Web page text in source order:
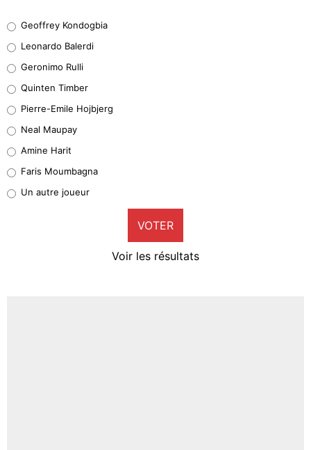
38%
32%
5%
1%
9%
Geoffrey Kondogbia
Leonardo Balerdi
Geronimo Rulli
Quinten Timber
Pierre-Emile Hojbjerg
Neal Maupay
Amine Harit
Faris Moumbagna
Un autre joueur
VOTER
Voir les résultats